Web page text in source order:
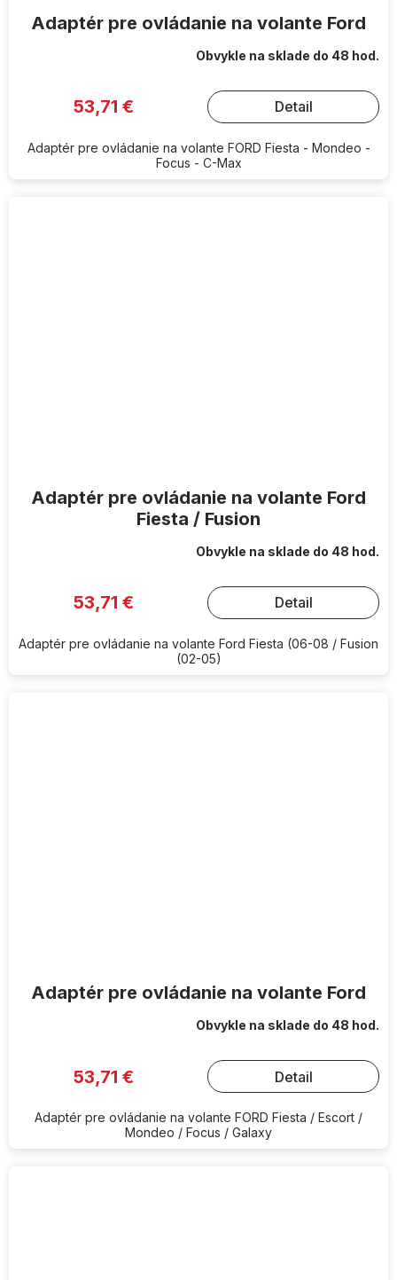
Adaptér pre ovládanie na volante Ford
Obvykle na sklade do 48 hod.
53,71 € Detail
Adaptér pre ovládanie na volante FORD Fiesta - Mondeo -
Focus - C-Max
Adaptér pre ovládanie na volante Ford
Fiesta / Fusion
Obvykle na sklade do 48 hod.
53,71 € Detail
Adaptér pre ovládanie na volante Ford Fiesta (06-08 / Fusion
(02-05)
Adaptér pre ovládanie na volante Ford
Obvykle na sklade do 48 hod.
53,71 € Detail
Adaptér pre ovládanie na volante FORD Fiesta / Escort /
Mondeo / Focus / Galaxy